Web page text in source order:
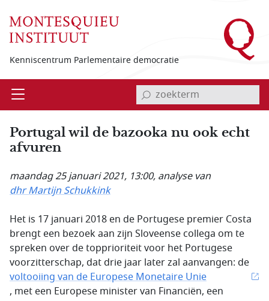
Kenniscentrum Parlementaire democratie
Open invoerveld zoekterm
Portugal wil de bazooka nu ook echt
afvuren
maandag 25 januari 2021, 13:00, analyse van
dhr Martijn Schukkink
Het is 17 januari 2018 en de Portugese premier Costa
brengt een bezoek aan zijn Sloveense collega om te
spreken over de topprioriteit voor het Portugese
voorzitterschap, dat drie jaar later zal aanvangen: de
voltooiing van de Europese Monetaire Unie
, met een Europese minister van Financiën, een